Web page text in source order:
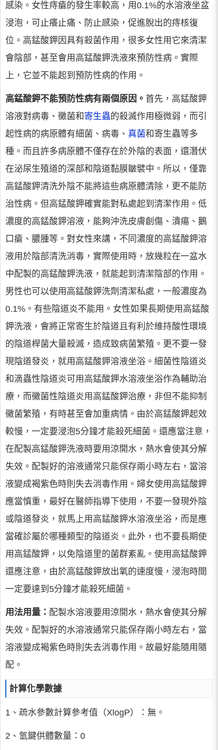
感染。女性痔瘡的發生率較高，用0.1%的水溶液坐盆
浸泡，可止癢止痛、防止感染，促進脫出的痔核復
位。高錳酸鉀因具有殺菌作用，很多女性用它來清潔
會陰部，甚至會用高錳酸鉀洗液來預防性病。實際
上，它並不能起到預防性病的作用。
高錳酸鉀不能預防性病有兩個原因。 首先，高錳酸鉀
溶液對病毒、黴菌和 寄生蟲的殺滅作用極微弱，而引
起性病的病原體有細菌、病毒、 真菌和寄生蟲等多
種。而且許多病原體不僅存在於外陰的表面，還潛伏
在泌尿生殖道的深部和陰道黏膜皺襞中。所以，僅靠
高錳酸鉀清洗外陰不能將這些病原體清除，更不能防
治性病。但高錳酸鉀確實能對私處起到清潔作用。低
濃度的高錳酸鉀溶液，能夠沖洗皮膚創傷、潰瘍、鵝
口瘡、膿腫等。對女性來講，不同濃度的高錳酸鉀溶
液用於陰部清洗消毒，實際使用時，放幾粒在一盆水
中配製的高錳酸鉀洗液，就能起到清潔陰部的作用。
男性也可以使用高錳酸鉀洗劑清潔私處，一般濃度為
0.1%。有些陰道炎不能用。女性如果長期使用高錳酸
鉀洗液，會將正常寄生於陰道且有利於維持酸性環境
的陰道桿菌大量殺滅，造成致病菌繁殖。更不要一發
現陰道發炎，就用高錳酸鉀溶液坐浴。細菌性陰道炎
和滴蟲性陰道炎可用高錳酸鉀水溶液坐浴作為輔助治
療，而黴菌性陰道炎用高錳酸鉀治療，非但不能抑制
黴菌繁殖，有時甚至會加重病情。由於高錳酸鉀起效
較慢，一定要浸泡5分鐘才能殺死細菌。還應當注意，
在配製高錳酸鉀洗液時要用涼開水，熱水會使其分解
失效。配製好的溶液通常只能保存兩小時左右，當溶
液變成褐紫色時則失去消毒作用。婦女使用高錳酸鉀
應當慎重，最好在醫師指導下使用，不要一發現外陰
或陰道發炎，就馬上用高錳酸鉀水溶液坐浴，而是應
當確診屬於哪種類型的陰道炎。此外，也不要長期使
用高錳酸鉀，以免陰道里的菌群紊亂。使用高錳酸鉀
還應注意，由於高錳酸鉀放出氧的速度慢，浸泡時間
一定要達到5分鐘才能殺死細菌。
用法用量： 配製水溶液要用涼開水，熱水會使其分解
失效。配製好的水溶液通常只能保存兩小時左右，當
溶液變成褐紫色時則失去消毒作用。故最好能隨用隨
配。
計算化學數據
1、疏水參數計算參考值（XlogP）：無。
2、氫鍵供體數量：0